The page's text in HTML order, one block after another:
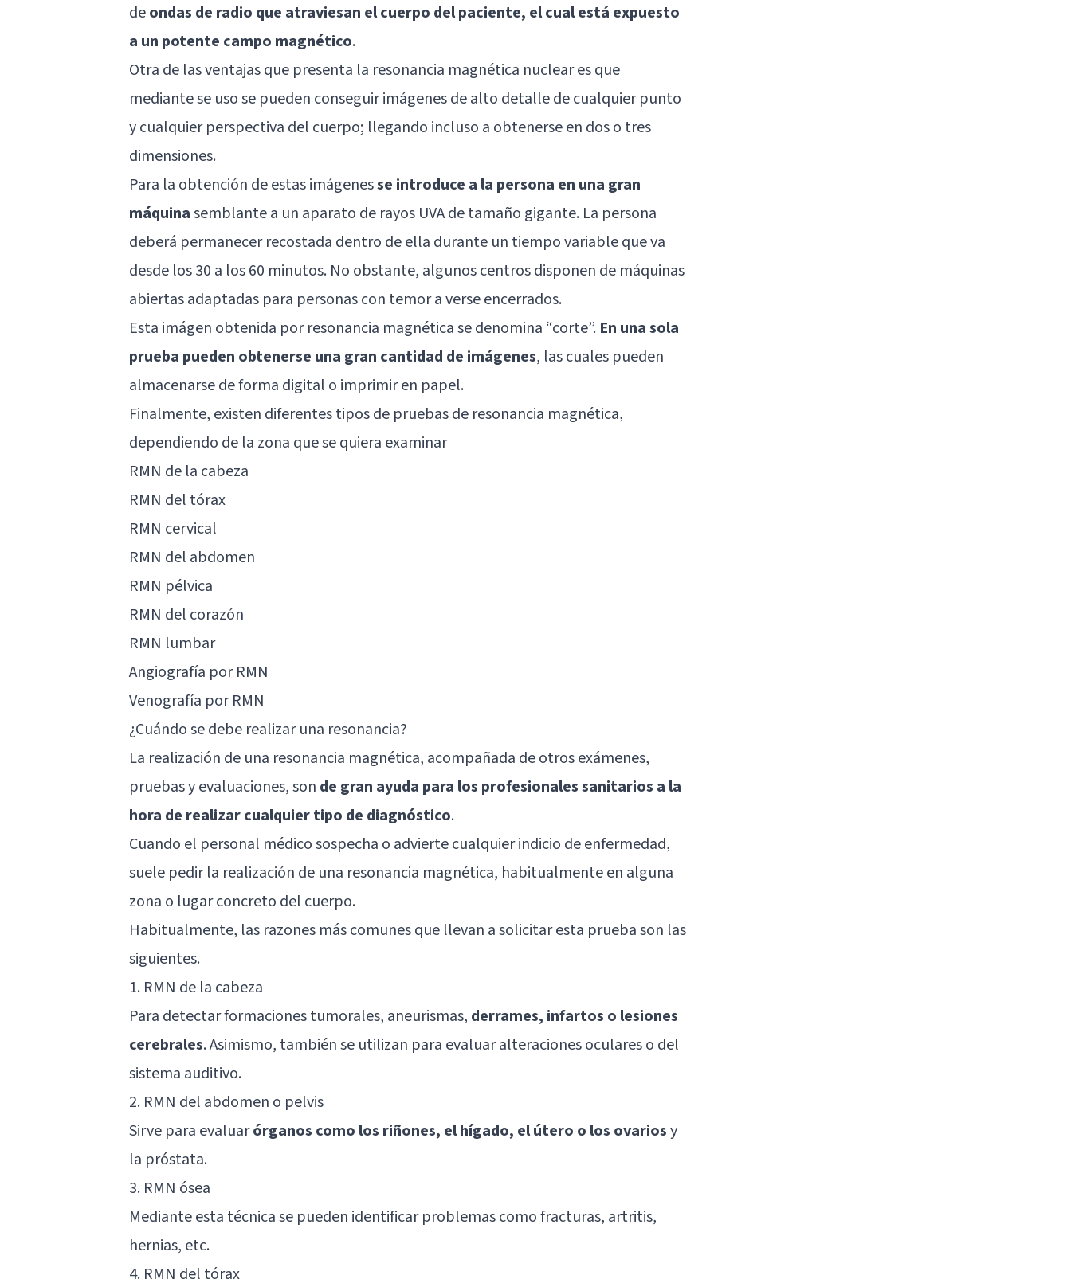
deondas de radio que atraviesan el cuerpo del paciente, el cual está expuesto
a un potente campo magnético.
Otra de las ventajas que presenta la resonancia magnética nuclear es que
mediante se uso se pueden conseguir imágenes de alto detalle de cualquier punto
y cualquier perspectiva del cuerpo; llegando incluso a obtenerse en dos o tres
dimensiones.
Para la obtención de estas imágenesse introduce a la persona en una gran
máquinasemblante a un aparato de rayos UVA de tamaño gigante. La persona
deberá permanecer recostada dentro de ella durante un tiempo variable que va
desde los 30 a los 60 minutos. No obstante, algunos centros disponen de máquinas
abiertas adaptadas para personas con temor a verse encerrados.
Esta imágen obtenida por resonancia magnética se denomina “corte”. En una sola
prueba pueden obtenerse una gran cantidad de imágenes, las cuales pueden
almacenarse de forma digital o imprimir en papel.
Finalmente, existen diferentes tipos de pruebas de resonancia magnética,
dependiendo de la zona que se quiera examinar
RMN de la cabeza
RMN del tórax
RMN cervical
RMN del abdomen
RMN pélvica
RMN del corazón
RMN lumbar
Angiografía por RMN
Venografía por RMN
¿Cuándo se debe realizar una resonancia?
La realización de una resonancia magnética, acompañada de otros exámenes,
pruebas y evaluaciones, son de gran ayuda para los profesionales sanitarios a la
hora de realizar cualquier tipo de diagnóstico.
Cuando el personal médico sospecha o advierte cualquier indicio de enfermedad,
suele pedir la realización de una resonancia magnética, habitualmente en alguna
zona o lugar concreto del cuerpo.
Habitualmente, las razones más comunes que llevan a solicitar esta prueba son las
siguientes.
1. RMN de la cabeza
Para detectar formaciones tumorales, aneurismas, derrames, infartos o lesiones
cerebrales. Asimismo, también se utilizan para evaluar alteraciones oculares o del
sistema auditivo.
2. RMN del abdomen o pelvis
Sirve para evaluarórganos como los riñones, el hígado, el útero o los ovariosy
la próstata.
3. RMN ósea
Mediante esta técnica se pueden identificar problemas como fracturas, artritis,
hernias, etc.
4. RMN del tórax